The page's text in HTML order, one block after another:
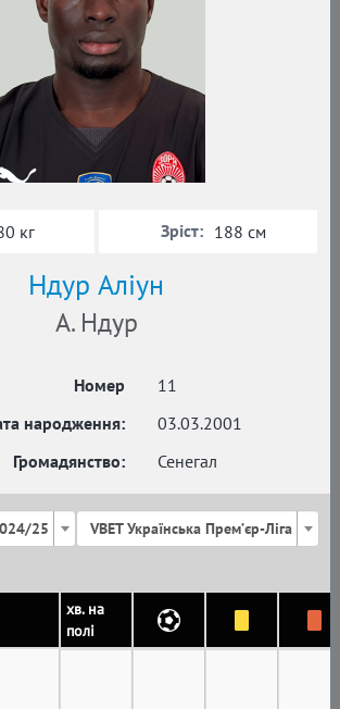
Ндур Аліун
А. Ндур
Номер
11
народження:
03.03.2001
Громадянство:
Сенегал
кг Зріст: 188 см
25 VBET Українська Премʼєр-Ліга
хв. на
полі